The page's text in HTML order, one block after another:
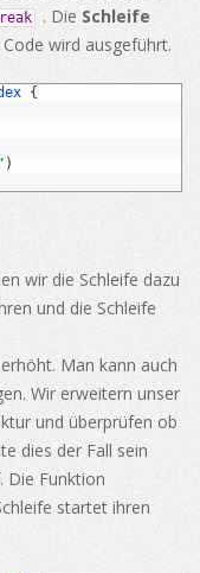
. Die Schleife
wird ausgeführt.
{
" )
wir die Schleife dazu
und die Schleife
Man kann auch
Wir erweitern unser
und überprüfen ob
dies der Fall sein
Die Funktion
startet ihren